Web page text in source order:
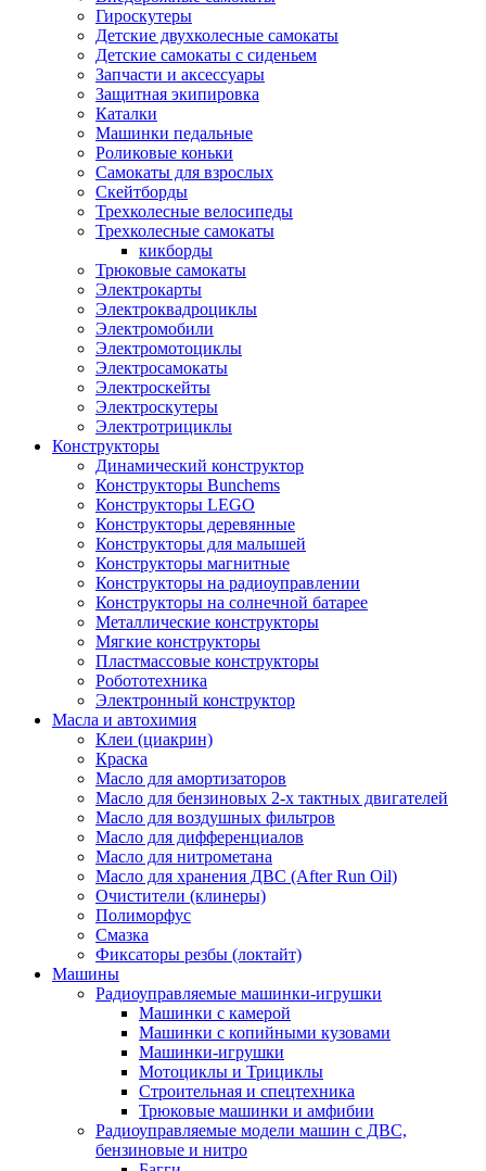
Гироскутеры
Детские двухколесные самокаты
Детские самокаты с сиденьем
Запчасти и аксессуары
Защитная экипировка
Каталки
Машинки педальные
Роликовые коньки
Самокаты для взрослых
Скейтборды
Трехколесные велосипеды
Трехколесные самокаты
кикборды
Трюковые самокаты
Электрокарты
Электроквадроциклы
Электромобили
Электромотоциклы
Электросамокаты
Электроскейты
Электроскутеры
Электротрициклы
Конструкторы
Динамический конструктор
Конструкторы Bunchems
Конструкторы LEGO
Конструкторы деревянные
Конструкторы для малышей
Конструкторы магнитные
Конструкторы на радиоуправлении
Конструкторы на солнечной батарее
Металлические конструкторы
Мягкие конструкторы
Пластмассовые конструкторы
Робототехника
Электронный конструктор
Масла и автохимия
Клеи (циакрин)
Краска
Масло для амортизаторов
Масло для бензиновых 2-х тактных двигателей
Масло для воздушных фильтров
Масло для дифференциалов
Масло для нитрометана
Масло для хранения ДВС (After Run Oil)
Очистители (клинеры)
Полиморфус
Смазка
Фиксаторы резбы (локтайт)
Машины
Радиоуправляемые машинки-игрушки
Машинки с камерой
Машинки с копийными кузовами
Машинки-игрушки
Мотоциклы и Трициклы
Строительная и спецтехника
Трюковые машинки и амфибии
Радиоуправляемые модели машин с ДВС,
бензиновые и нитро